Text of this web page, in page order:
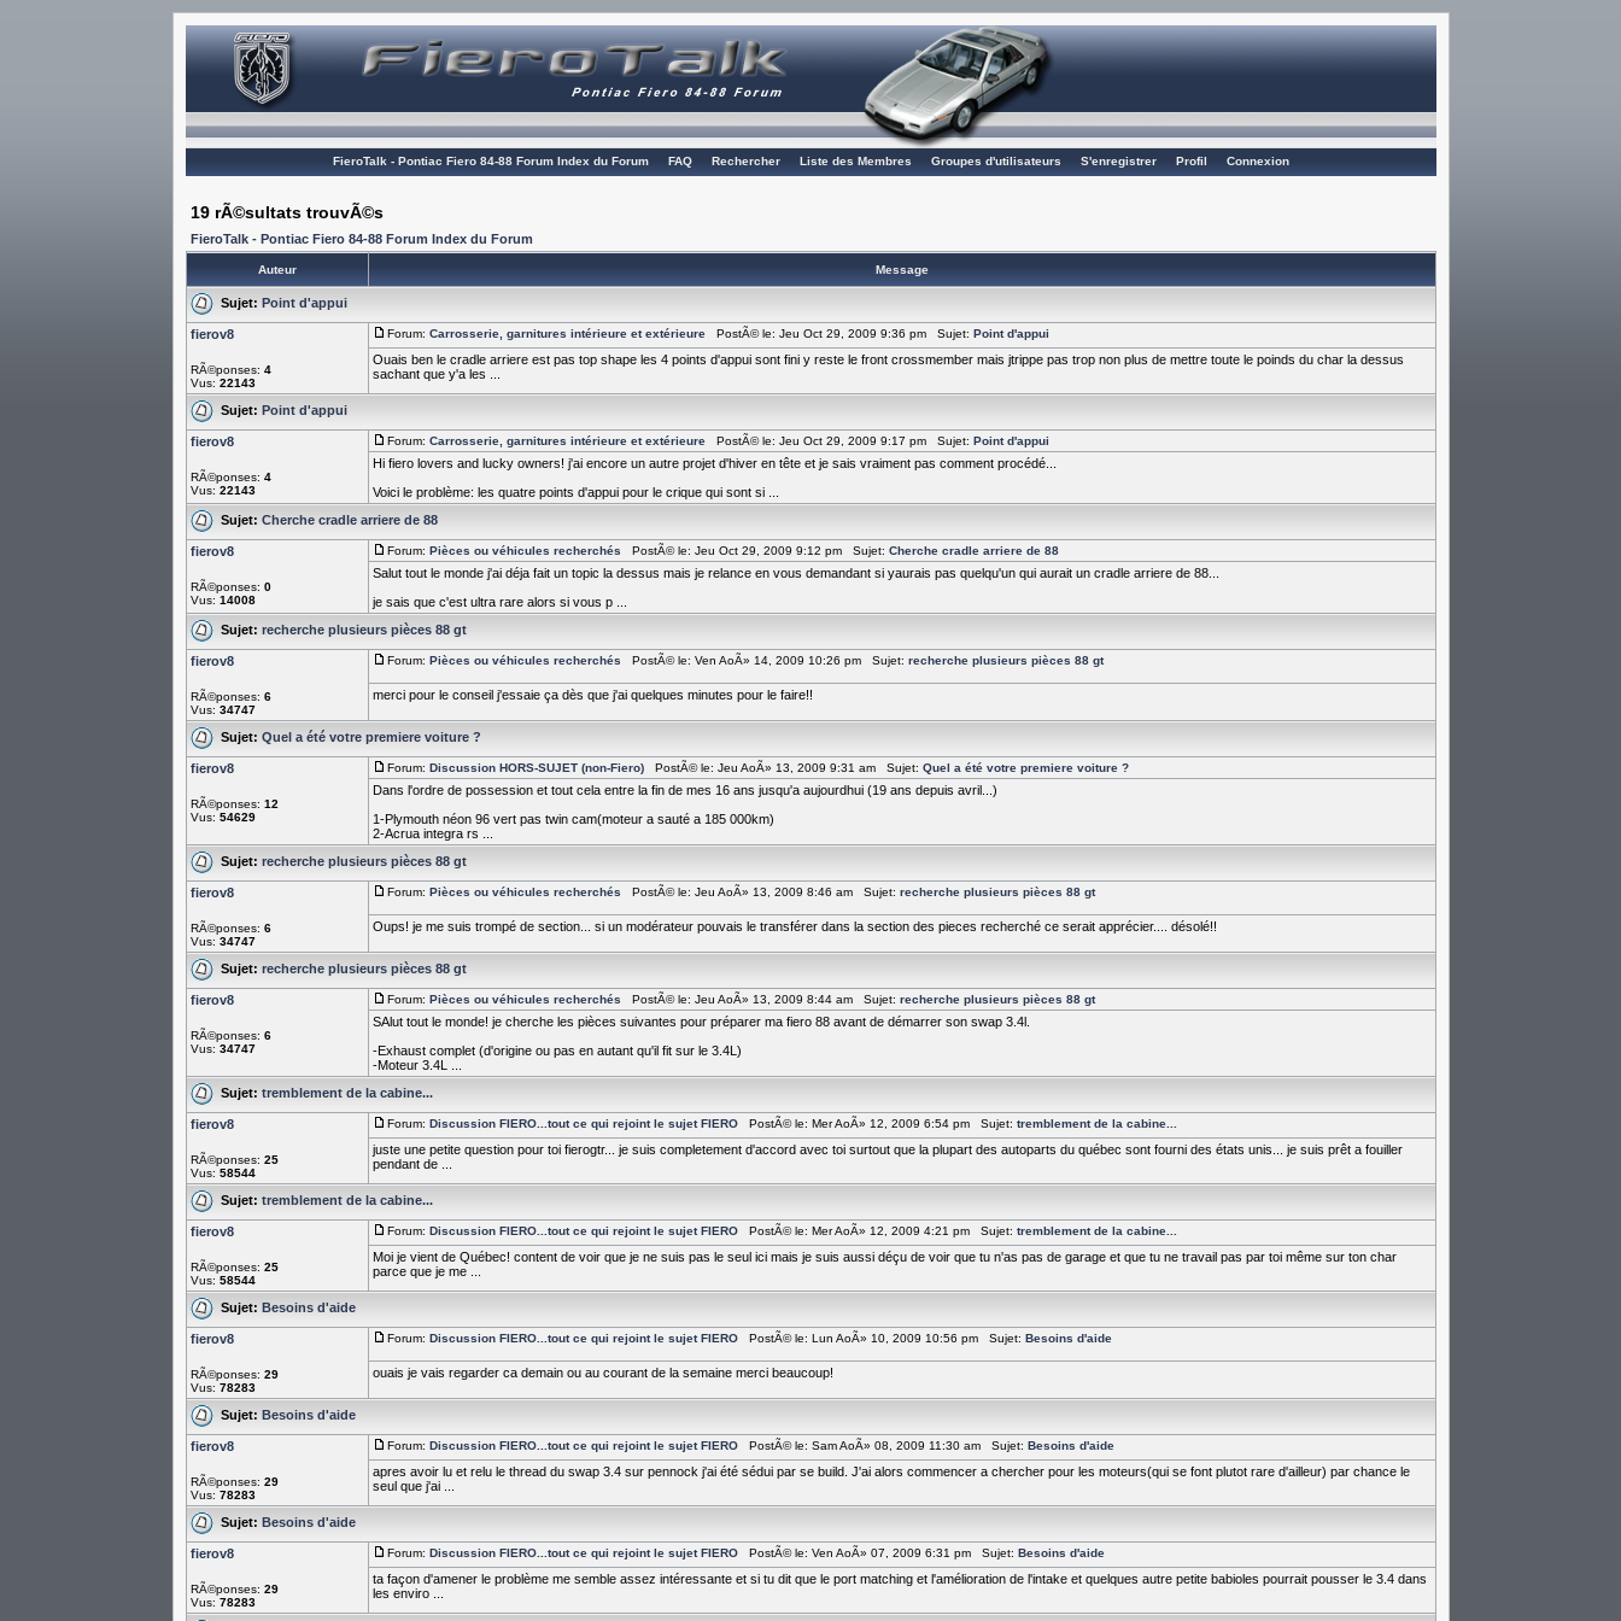
FieroTalk - Pontiac Fiero 84-88 Forum Index du Forum FAQ Rechercher Liste des Membres Groupes d'utilisateurs S'enregistrer Profil Connexion
19 rÃ©sultats trouvÃ©s
FieroTalk - Pontiac Fiero 84-88 Forum Index du Forum
Auteur Message
Sujet: Point d'appui
fierov8
RÃ©ponses: 4
Vus: 22143
Forum: Carrosserie, garnitures intérieure et extérieurePostÃ© le: Jeu Oct 29, 2009 9:36 pm Sujet: Point d'appui
Ouais ben le cradle arriere est pas top shape les 4 points d'appui sont fini y reste le front crossmember mais jtrippe pas trop non plus de mettre toute le poinds du char la dessus
sachant que y'a les ...
Sujet: Point d'appui
fierov8
RÃ©ponses: 4
Vus: 22143
Forum: Carrosserie, garnitures intérieure et extérieurePostÃ© le: Jeu Oct 29, 2009 9:17 pm Sujet: Point d'appui
Hi fiero lovers and lucky owners! j'ai encore un autre projet d'hiver en tête et je sais vraiment pas comment procédé...
Voici le problème: les quatre points d'appui pour le crique qui sont si ...
Sujet: Cherche cradle arriere de 88
fierov8
RÃ©ponses: 0
Vus: 14008
Forum: Pièces ou véhicules recherchés PostÃ© le: Jeu Oct 29, 2009 9:12 pm Sujet: Cherche cradle arriere de 88
Salut tout le monde j'ai déja fait un topic la dessus mais je relance en vous demandant si yaurais pas quelqu'un qui aurait un cradle arriere de 88...
je sais que c'est ultra rare alors si vous p ...
Sujet: recherche plusieurs pièces 88 gt
fierov8
RÃ©ponses: 6
Vus: 34747
Forum: Pièces ou véhicules recherchés PostÃ© le: Ven AoÃ» 14, 2009 10:26 pm Sujet: recherche plusieurs pièces 88 gt
merci pour le conseil j'essaie ça dès que j'ai quelques minutes pour le faire!!
Sujet: Quel a été votre premiere voiture ?
fierov8
RÃ©ponses: 12
Vus: 54629
Forum: Discussion HORS-SUJET (non-Fiero)PostÃ© le: Jeu AoÃ» 13, 2009 9:31 am Sujet: Quel a été votre premiere voiture ?
Dans l'ordre de possession et tout cela entre la fin de mes 16 ans jusqu'a aujourdhui (19 ans depuis avril...)
1-Plymouth néon 96 vert pas twin cam(moteur a sauté a 185 000km)
2-Acrua integra rs ...
Sujet: recherche plusieurs pièces 88 gt
fierov8
RÃ©ponses: 6
Vus: 34747
Forum: Pièces ou véhicules recherchés PostÃ© le: Jeu AoÃ» 13, 2009 8:46 am Sujet: recherche plusieurs pièces 88 gt
Oups! je me suis trompé de section... si un modérateur pouvais le transférer dans la section des pieces recherché ce serait apprécier.... désolé!!
Sujet: recherche plusieurs pièces 88 gt
fierov8
RÃ©ponses: 6
Vus: 34747
Forum: Pièces ou véhicules recherchés PostÃ© le: Jeu AoÃ» 13, 2009 8:44 am Sujet: recherche plusieurs pièces 88 gt
SAlut tout le monde! je cherche les pièces suivantes pour préparer ma fiero 88 avant de démarrer son swap 3.4l.
-Exhaust complet (d'origine ou pas en autant qu'il fit sur le 3.4L)
-Moteur 3.4L ...
Sujet: tremblement de la cabine...
fierov8
RÃ©ponses: 25
Vus: 58544
Forum: Discussion FIERO...tout ce qui rejoint le sujet FIEROPostÃ© le: Mer AoÃ» 12, 2009 6:54 pm Sujet: tremblement de la cabine...
juste une petite question pour toi fierogtr... je suis completement d'accord avec toi surtout que la plupart des autoparts du québec sont fourni des états unis... je suis prêt a fouiller
pendant de ...
Sujet: tremblement de la cabine...
fierov8
RÃ©ponses: 25
Vus: 58544
Forum: Discussion FIERO...tout ce qui rejoint le sujet FIEROPostÃ© le: Mer AoÃ» 12, 2009 4:21 pm Sujet: tremblement de la cabine...
Moi je vient de Québec! content de voir que je ne suis pas le seul ici mais je suis aussi déçu de voir que tu n'as pas de garage et que tu ne travail pas par toi même sur ton char
parce que je me ...
Sujet: Besoins d'aide
fierov8
RÃ©ponses: 29
Vus: 78283
Forum: Discussion FIERO...tout ce qui rejoint le sujet FIEROPostÃ© le: Lun AoÃ» 10, 2009 10:56 pm Sujet: Besoins d'aide
ouais je vais regarder ca demain ou au courant de la semaine merci beaucoup!
Sujet: Besoins d'aide
fierov8
RÃ©ponses: 29
Vus: 78283
Forum: Discussion FIERO...tout ce qui rejoint le sujet FIEROPostÃ© le: Sam AoÃ» 08, 2009 11:30 am Sujet: Besoins d'aide
apres avoir lu et relu le thread du swap 3.4 sur pennock j'ai été sédui par se build. J'ai alors commencer a chercher pour les moteurs(qui se font plutot rare d'ailleur) par chance le
seul que j'ai ...
Sujet: Besoins d'aide
fierov8
RÃ©ponses: 29
Vus: 78283
Forum: Discussion FIERO...tout ce qui rejoint le sujet FIEROPostÃ© le: Ven AoÃ» 07, 2009 6:31 pm Sujet: Besoins d'aide
ta façon d'amener le problème me semble assez intéressante et si tu dit que le port matching et l'amélioration de l'intake et quelques autre petite babioles pourrait pousser le 3.4 dans
les enviro ...